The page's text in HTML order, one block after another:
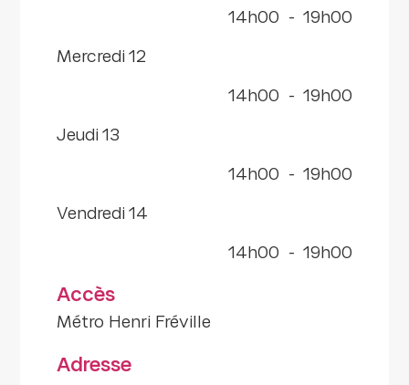
14h00 - 19h00
mercredi 12
14h00 - 19h00
jeudi 13
14h00 - 19h00
vendredi 14
14h00 - 19h00
Accès
Métro Henri Fréville
Adresse